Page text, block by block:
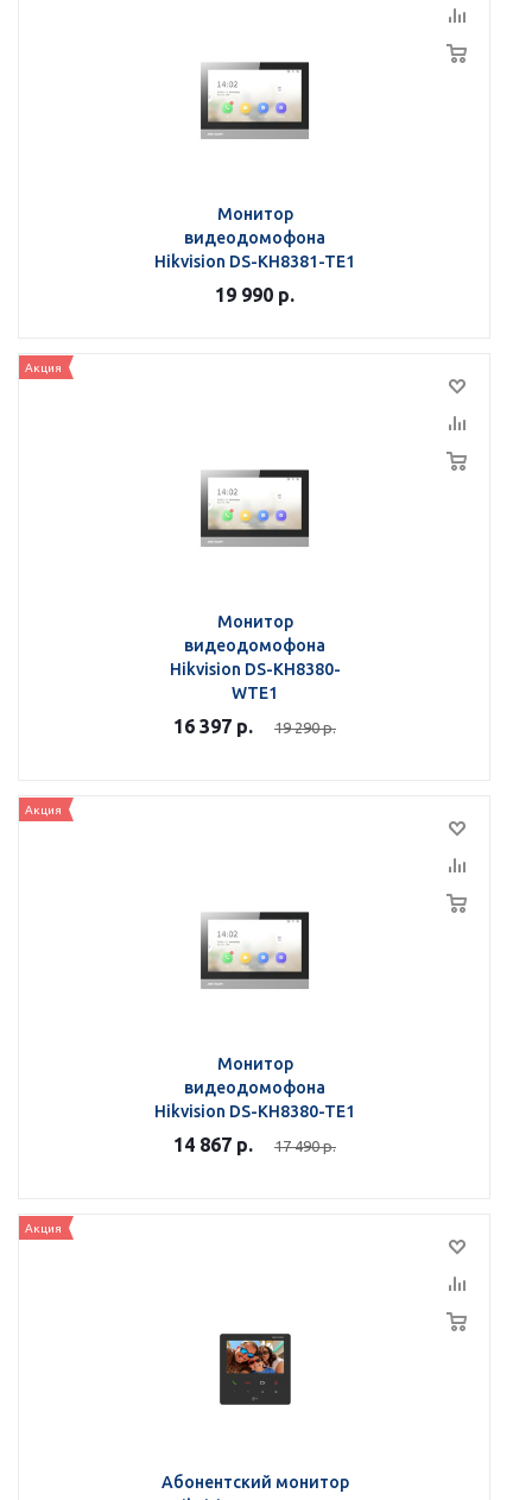
Монитор
видеодомофона
Hikvision DS-KH8381-TE1
19 990 р.
Акция
Монитор
видеодомофона
Hikvision DS-KH8380-
WTE1
16 397 р. 19 290р.
Акция
Монитор
видеодомофона
Hikvision DS-KH8380-TE1
14 867 р. 17 490р.
Акция
Абонентский монитор